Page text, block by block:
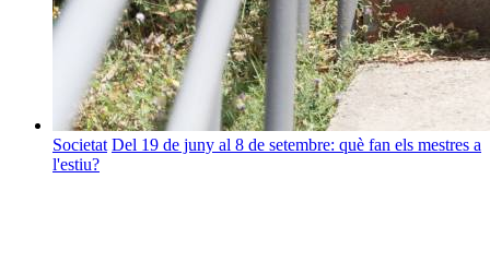
Societat Del 19 de juny al 8 de setembre: què fan els mestres a
l'estiu?